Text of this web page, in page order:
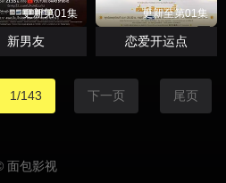
更新第01集
新男友
更新至第01集
恋爱开运点
1/143 下一页 尾页
面包影视